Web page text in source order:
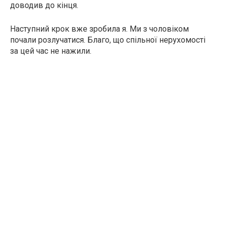
доводив до кінця.
Наступний крок вже зробила я. Ми з чоловіком
почали розлучатися. Благо, що спільної нерухомості
за цей час не нажили.